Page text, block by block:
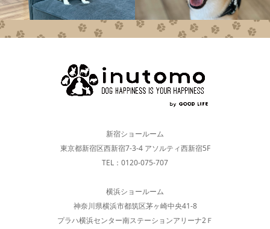
新宿ショールーム
東京都新宿区西新宿7-3-4 アソルティ西新宿5F
TEL：0120-075-707
横浜ショールーム
神奈川県横浜市都筑区茅ヶ崎中央41-8
プラハ横浜センター南ステーションアリーナ2Ｆ